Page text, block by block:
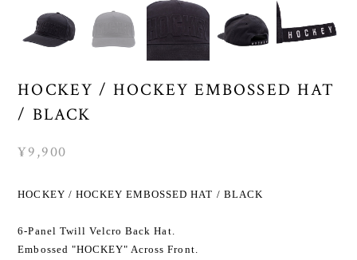
HOCKEY / HOCKEY EMBOSSED HAT
/ BLACK
¥9,900
HOCKEY / HOCKEY EMBOSSED HAT / BLACK
6-Panel Twill Velcro Back Hat.
Embossed "HOCKEY" Across Front.